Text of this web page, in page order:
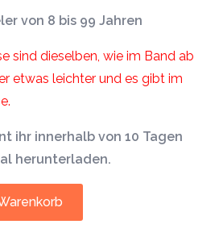
von 8 bis 99 Jahren
sind dieselben, wie im Band ab
etwas leichter und es gibt im
ihr innerhalb von 10 Tagen
herunterladen.